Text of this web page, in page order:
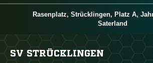
Rasenplatz, Strücklingen, Platz A,
Saterland
SV STRÜCKLINGEN